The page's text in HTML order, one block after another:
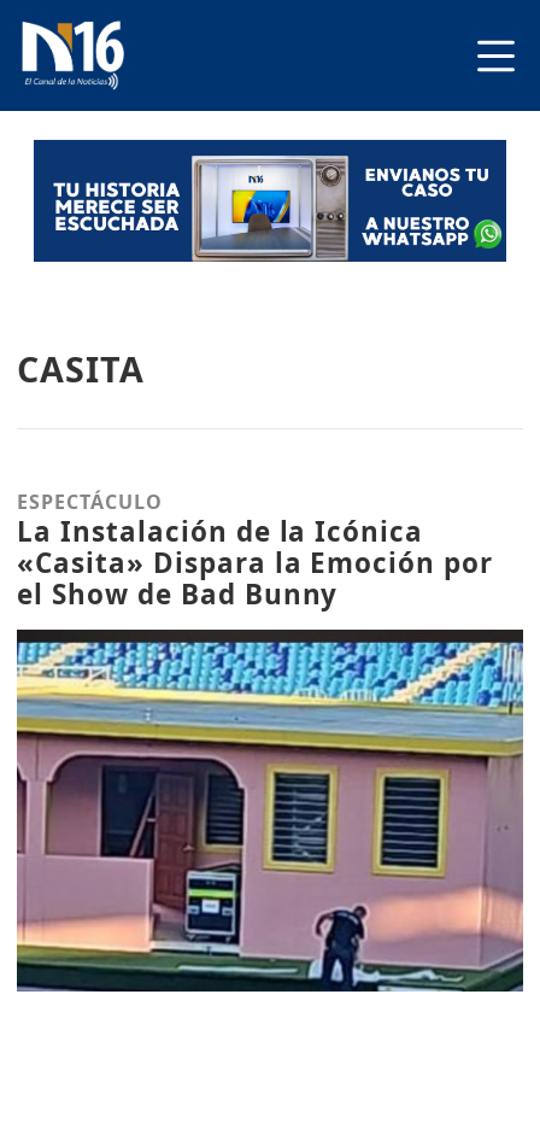
CASITA
ESPECTÁCULO
La Instalación de la Icónica
«Casita» Dispara la Emoción por
el Show de Bad Bunny